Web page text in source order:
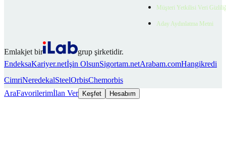
Müşteri Yetkilisi Veri
Aday Aydınlatma Metni
Emlakjet bir
grup şirketidir.
EndeksaKariyer.netİşin OlsunSigortam.netArabam.comHangikredi
CimriNeredekalSteelOrbisChemorbis
AraFavorilerimİlan Ver Keşfet Hesabım